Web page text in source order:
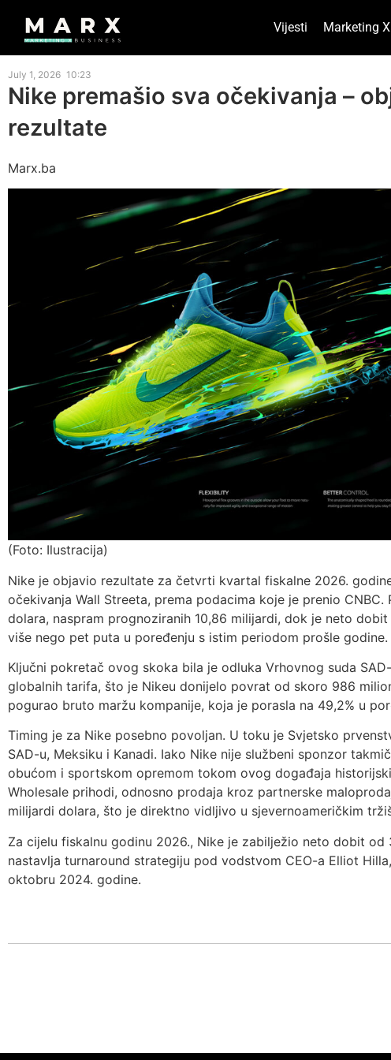
Vijesti Marketing X
July 1, 2026 10:23
Nike premašio sva očekivanja –
rezultate
Marx.ba
(Foto: Ilustracija)
Nike je objavio rezultate za četvrti kvartal fiskalne 2026.
očekivanja Wall Streeta, prema podacima koje je prenio
dolara, naspram prognoziranih 10,86 milijardi, dok je neto dobit
više nego pet puta u poređenju s istim periodom prošle godine.
Ključni pokretač ovog skoka bila je odluka Vrhovnog suda
globalnih tarifa, što je Nikeu donijelo povrat od skoro 986
pogurao bruto maržu kompanije, koja je porasla na 49,2% u
Timing je za Nike posebno povoljan. U toku je Svjetsko
SAD-u, Meksiku i Kanadi. Iako Nike nije službeni sponzor
obućom i sportskom opremom tokom ovog događaja
Wholesale prihodi, odnosno prodaja kroz partnerske
milijardi dolara, što je direktno vidljivo u sjevernoameričkim
Za cijelu fiskalnu godinu 2026., Nike je zabilježio neto dobit od
nastavlja turnaround strategiju pod vodstvom CEO-a Elliot
oktobru 2024. godine.